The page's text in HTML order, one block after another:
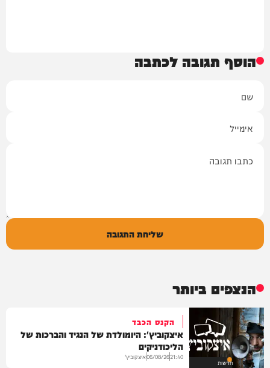
הוסף תגובה לכתבה
שליחת התגובה
הנצפים ביותר
חדשות
הקנס הכבד
איצקוביץ': היומולדת של הנגיד והברכות של
הליכודניקים
21:40
06/08/26איצקוביץ'